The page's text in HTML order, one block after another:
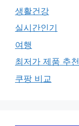
생활건강
실시간인기
여행
최저가 제품 추천
쿠팡 비교